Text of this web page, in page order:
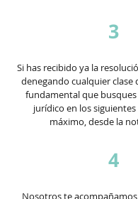
3
Si has recibido ya la
denegando cualquier clase
fundamental que
jurídico en los
máximo, desde la
4
Nosotros te